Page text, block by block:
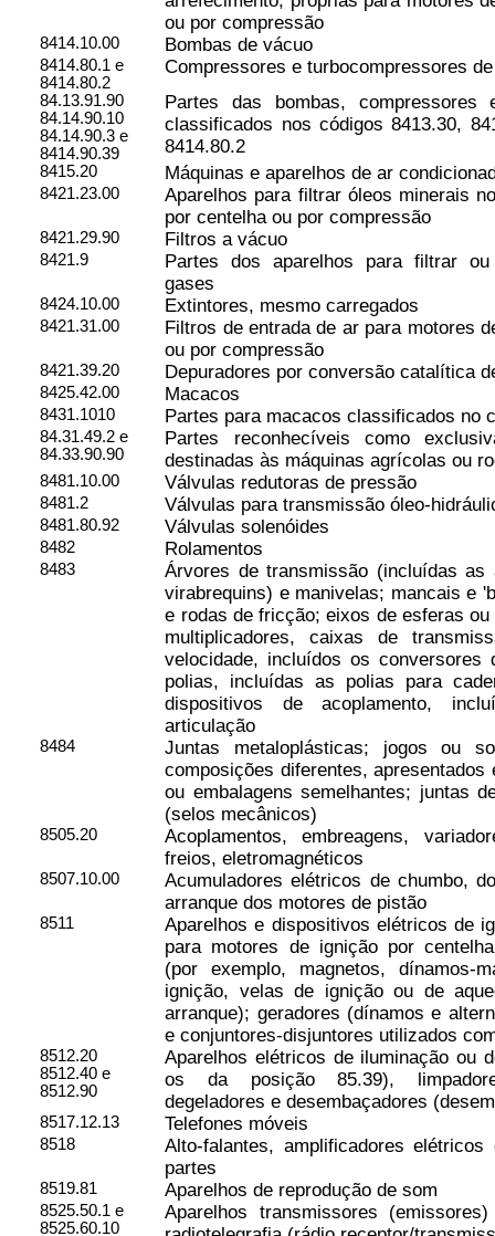
ou por compressão
8414.10.00 Bombas de vácuo
8414.80.1 e
8414.80.2
Compressores e turbocompressores
84.13.91.90
84.14.90.10
84.14.90.3 e
8414.90.39
Partes das bombas, compressores
classificados nos códigos 8413.30,
8414.80.2
8415.20 Máquinas e aparelhos de ar
8421.23.00
Aparelhos para filtrar óleos minerais
por centelha ou por compressão
8421.29.90 Filtros a vácuo
8421.9
Partes dos aparelhos para filtrar
gases
8424.10.00 Extintores, mesmo carregados
8421.31.00
Filtros de entrada de ar para motores
ou por compressão
8421.39.20 Depuradores por conversão catalítica
8425.42.00 Macacos
8431.1010 Partes para macacos classificados no
84.31.49.2 e
84.33.90.90
Partes reconhecíveis como
destinadas às máquinas agrícolas ou
8481.10.00 Válvulas redutoras de pressão
8481.2 Válvulas para transmissão óleo-
8481.80.92 Válvulas solenóides
8482 Rolamentos
8483
Árvores de transmissão (incluídas as
virabrequins) e manivelas; mancais e
e rodas de fricção; eixos de esferas
multiplicadores, caixas de
velocidade, incluídos os conversores
polias, incluídas as polias para
dispositivos de acoplamento,
articulação
8484
Juntas metaloplásticas; jogos ou
composições diferentes, apresentados
ou embalagens semelhantes; juntas
(selos mecânicos)
8505.20
Acoplamentos, embreagens,
freios, eletromagnéticos
8507.10.00
Acumuladores elétricos de chumbo,
arranque dos motores de pistão
8511
Aparelhos e dispositivos elétricos de
para motores de ignição por
(por exemplo, magnetos, dínamos-
ignição, velas de ignição ou de
arranque); geradores (dínamos e
e conjuntores-disjuntores utilizados
8512.20
8512.40 e
8512.90
Aparelhos elétricos de iluminação ou
os da posição 85.39),
degeladores e desembaçadores
8517.12.13 Telefones móveis
8518
Alto-falantes, amplificadores elétricos
partes
8519.81 Aparelhos de reprodução de som
8525.50.1e
8525.60.10
Aparelhos transmissores